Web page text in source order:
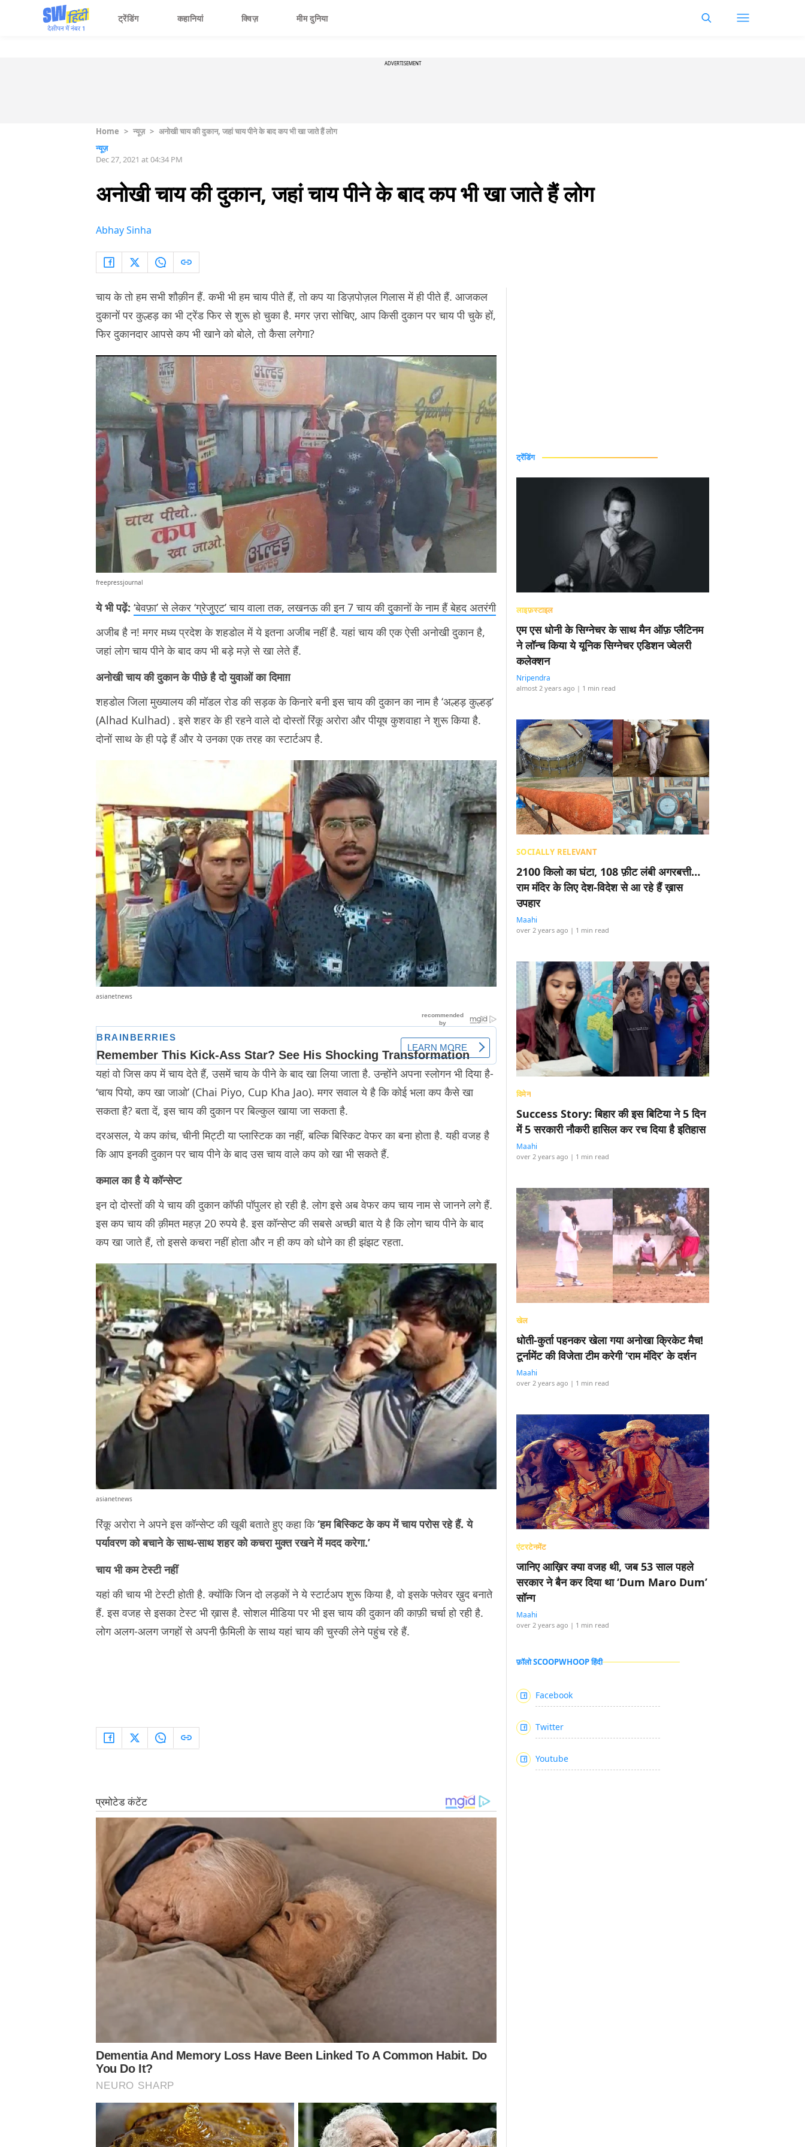
ट्रेंडिंग कहानियां क्विज़ मीम दुनिया
ADVERTISEMENT
Home > न्यूज़ > अनोखी चाय की दुकान, जहां चाय पीने के बाद कप भी खा जाते हैं लोग
न्यूज़
Dec 27, 2021 at 04:34 PM
अनोखी चाय की दुकान, जहां चाय पीने के बाद कप भी खा जाते हैं लोग
Abhay Sinha
चाय के तो हम सभी शौक़ीन हैं. कभी भी हम चाय पीते हैं, तो कप या डिज़पोज़ल गिलास में ही पीते हैं. आजकल
दुकानों पर कुल्हड़ का भी ट्रेंड फिर से शुरू हो चुका है. मगर ज़रा सोचिए, आप किसी दुकान पर चाय पी चुके हों,
फिर दुकानदार आपसे कप भी खाने को बोले, तो कैसा लगेगा?
freepressjournal
ये भी पढ़ें: ‘बेवफ़ा’ से लेकर ‘ग्रेजुएट’ चाय वाला तक, लखनऊ की इन 7 चाय की दुकानों के नाम हैं बेहद अतरंगी
अजीब है न! मगर मध्य प्रदेश के शहडोल में ये इतना अजीब नहीं है. यहां चाय की एक ऐसी अनोखी दुकान है,
जहां लोग चाय पीने के बाद कप भी बड़े मज़े से खा लेते हैं.
अनोखी चाय की दुकान के पीछे है दो युवाओं का दिमाग़
शहडोल जिला मुख्यालय की मॉडल रोड की सड़क के किनारे बनी इस चाय की दुकान का नाम है ‘अल्हड़ कुल्हड़’
(Alhad Kulhad) . इसे शहर के ही रहने वाले दो दोस्तों रिंकू अरोरा और पीयूष कुशवाहा ने शुरू किया है.
दोनों साथ के ही पढ़े हैं और ये उनका एक तरह का स्टार्टअप है.
asianetnews
यहां वो जिस कप में चाय देते हैं, उसमें चाय के पीने के बाद खा लिया जाता है. उन्होंने अपना स्लोगन भी दिया है-
‘चाय पियो, कप खा जाओ’ (Chai Piyo, Cup Kha Jao). मगर सवाल ये है कि कोई भला कप कैसे खा
सकता है? बता दें, इस चाय की दुकान पर बिल्कुल खाया जा सकता है.
दरअसल, ये कप कांच, चीनी मिट्टी या प्लास्टिक का नहीं, बल्कि बिस्किट वेफर का बना होता है. यही वजह है
कि आप इनकी दुकान पर चाय पीने के बाद उस चाय वाले कप को खा भी सकते हैं.
कमाल का है ये कॉन्सेप्ट
इन दो दोस्तों की ये चाय की दुकान कॉफी पॉपुलर हो रही है. लोग इसे अब वेफर कप चाय नाम से जानने लगे हैं.
इस कप चाय की क़ीमत महज़ 20 रुपये है. इस कॉन्सेप्ट की सबसे अच्छी बात ये है कि लोग चाय पीने के बाद
कप खा जाते हैं, तो इससे कचरा नहीं होता और न ही कप को धोने का ही झंझट रहता.
asianetnews
रिंकू अरोरा ने अपने इस कॉन्सेप्ट की खूबी बताते हुए कहा कि‘हम बिस्किट के कप में चाय परोस रहे हैं. ये
पर्यावरण को बचाने के साथ-साथ शहर को कचरा मुक्त रखने में मदद करेगा.’
चाय भी कम टेस्टी नहीं
यहां की चाय भी टेस्टी होती है. क्योंकि जिन दो लड़कों ने ये स्टार्टअप शुरू किया है, वो इसके फ्लेवर ख़ुद बनाते
हैं. इस वजह से इसका टेस्ट भी ख़ास है. सोशल मीडिया पर भी इस चाय की दुकान की काफ़ी चर्चा हो रही है.
लोग अलग-अलग जगहोंं से अपनी फ़ैमिली के साथ यहां चाय की चुस्की लेने पहुंच रहे हैं.
ट्रेंडिंग
लाइफ़स्टाइल
एम एस धोनी के सिग्नेचर के साथ मैन ऑफ़ प्लैटिनम
ने लॉन्च किया ये यूनिक सिग्नेचर एडिशन ज्वेलरी
कलेक्शन
Nripendra
almost 2 years ago | 1 min read
SOCIALLY RELEVANT
2100 किलो का घंटा, 108 फ़ीट लंबी अगरबत्ती…
राम मंदिर के लिए देश-विदेश से आ रहे हैं ख़ास
उपहार
Maahi
over 2 years ago | 1 min read
विमेन
Success Story: बिहार की इस बिटिया ने 5 दिन
में 5 सरकारी नौकरी हासिल कर रच दिया है इतिहास
Maahi
over 2 years ago | 1 min read
खेल
धोती-कुर्ता पहनकर खेला गया अनोखा क्रिकेट मैच!
टूर्नामेंट की विजेता टीम करेगी ‘राम मंदिर’ के दर्शन
Maahi
over 2 years ago | 1 min read
एंटरटेनमेंट
जानिए आख़िर क्या वजह थी, जब 53 साल पहले
सरकार ने बैन कर दिया था ‘Dum Maro Dum’
सॉन्ग
Maahi
over 2 years ago | 1 min read
फ़ॉलो SCOOPWHOOP हिंदी
Facebook
Twitter
Youtube